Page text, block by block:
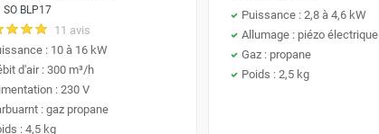
SO BLP17
11 avis
: 10 à 16 kW
d'air : 300 m³/h
: 230 V
: gaz propane
: 4,5 kg
Puissance : 2,8 à 4,6 kW
Allumage : piézo électrique
Gaz : propane
Poids : 2,5 kg